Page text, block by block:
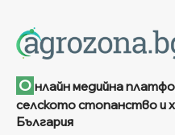
О нлайн медийна
селското стопанство и
България